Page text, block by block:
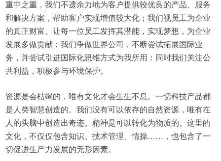
重中之重，我们不遗余力地为客户提供较优良的产品、服务
和解决方案，帮助客户实现增值较大化；我们视员工为企业
的真正财富。让每一位员工发挥其潜能，实现梦想，为企业
发展多做贡献；我们争做世界公司，不断尝试拓展国际业
务，并尝试引进国际化思维方式为我所用：同时我们关注公
共利益，积极参与环境保护。
资源是会枯竭的，唯有文化才会生生不息。一切科技产品都
是人类智慧创造的。我们没有可以依存的自然资源，唯有在
人的头脑中创造出奇迹。精神是可以转化为物质的。这里的
文化，不仅仅包含知识、技术管理、情操……，也包含了一
切促进生产力发展的无形因素。